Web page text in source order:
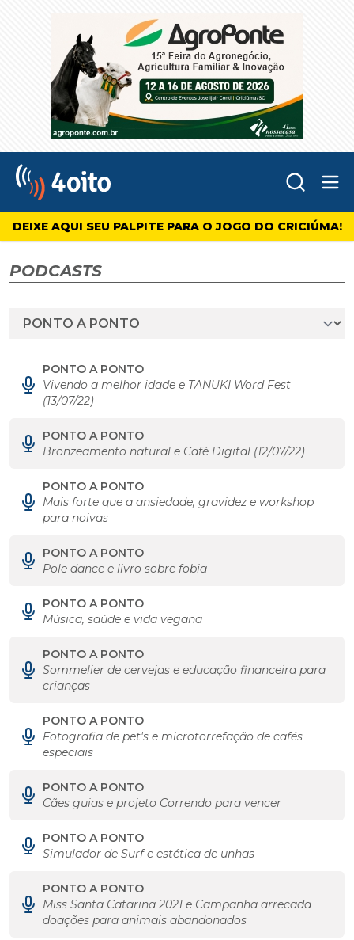
4oito
DEIXE AQUI SEU PALPITE PARA O JOGO DO CRICIÚMA!
PODCASTS
PONTO A PONTO
Vivendo a melhor idade e TANUKI Word Fest
(13/07/22)
PONTO A PONTO
Bronzeamento natural e Café Digital (12/07/22)
PONTO A PONTO
Mais forte que a ansiedade, gravidez e workshop
para noivas
PONTO A PONTO
Pole dance e livro sobre fobia
PONTO A PONTO
Música, saúde e vida vegana
PONTO A PONTO
Sommelier de cervejas e educação financeira para
crianças
PONTO A PONTO
Fotografia de pet's e microtorrefação de cafés
especiais
PONTO A PONTO
Cães guias e projeto Correndo para vencer
PONTO A PONTO
Simulador de Surf e estética de unhas
PONTO A PONTO
Miss Santa Catarina 2021 e Campanha arrecada
doações para animais abandonados